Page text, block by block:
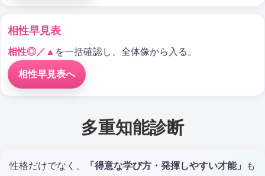
相性早見表
相性◎／▲ を一括確認し、全体像から入る。
相性早見表へ
多重知能診断
性格だけでなく、 「得意な学び方・発揮しやすい才能」
も